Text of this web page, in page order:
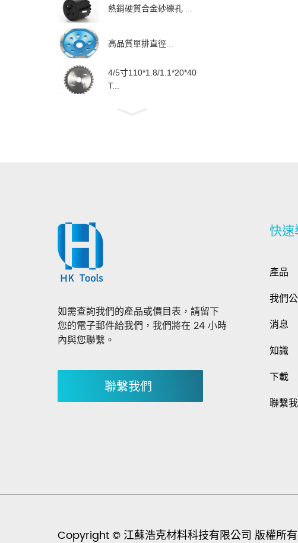
熱銷硬質合金砂礫孔 ...
高品質單排直徑...
4/5寸110*1.8/1.1*20*40
T...
如需查詢我們的產品或價目表，請留下
您的電子郵件給我們，我們將在 24 小時
內與您聯繫。
聯繫我們
快
產品
我們
消息
知識
下載
聯繫
Copyright © 江蘇浩克材料科技有限公司 版權所有